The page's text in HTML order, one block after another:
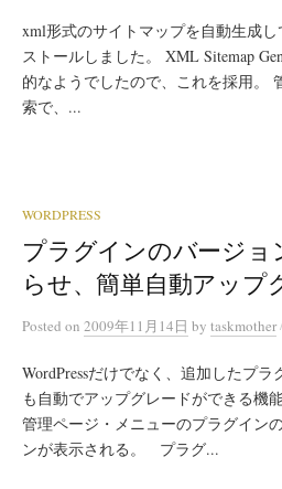
xml形式のサイトマップを自動生成
ストールしました。 XML Sitemap
的なようでしたので、これを採用。
索で、...
WORDPRESS
プラグインのバージョ
らせ、簡単自動アップ
Posted on 2009年11月14日 by taskmother
WordPressだけでなく、追加したプ
も自動でアップグレードができる機
管理ページ・メニューのプラグイン
ンが表示される。 プラグ...